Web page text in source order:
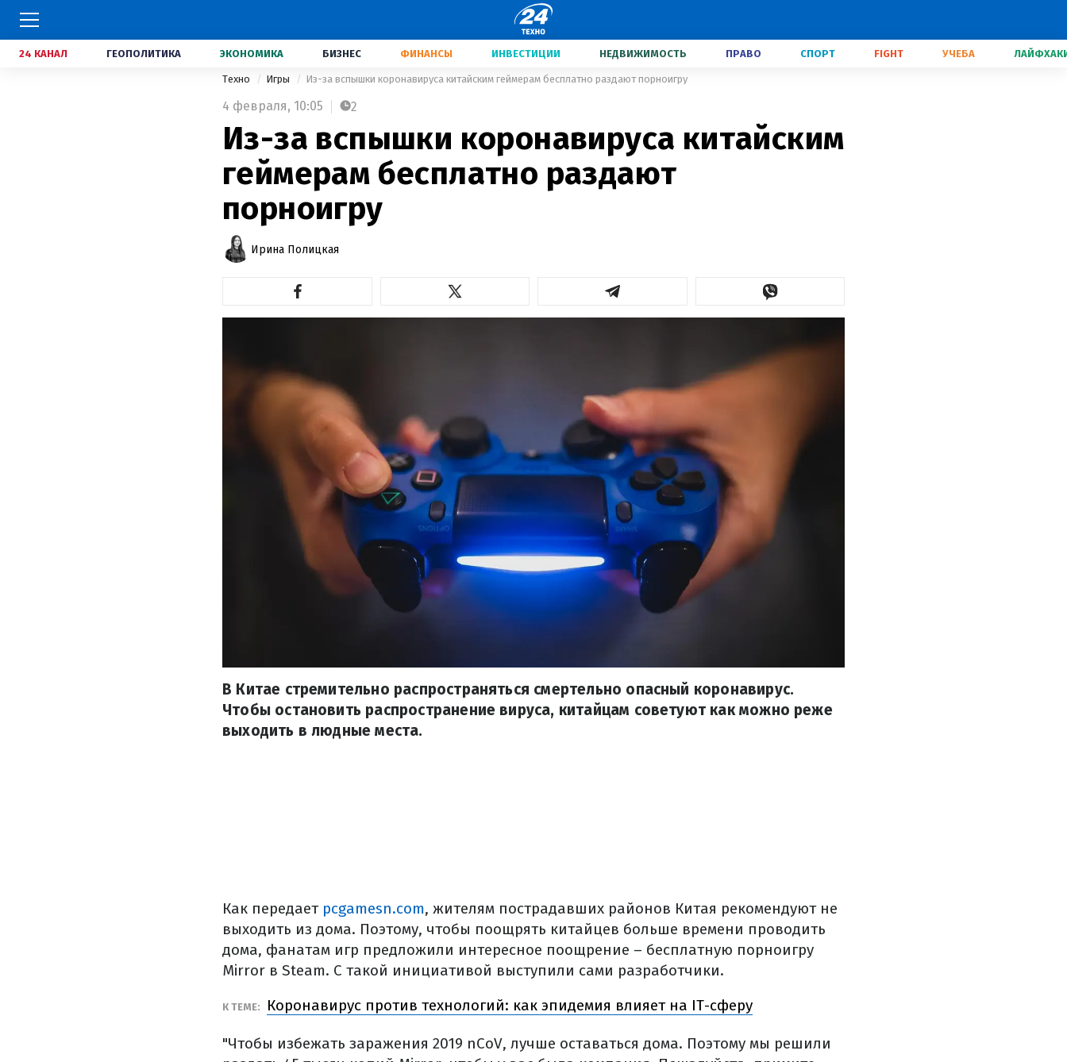
24 КАНАЛ ГЕОПОЛИТИКА ЭКОНОМИКА БИЗНЕС ФИНАНСЫ ИНВЕСТИЦИИ НЕДВИЖИМОСТЬ ПРАВО СПОРТ FIGHT УЧЕБА
Техно Игры Из-за вспышки коронавируса китайским геймерам бесплатно раздают порноигру
4 февраля, 10:05 2
Из-за вспышки коронавируса китайским
геймерам бесплатно раздают
порноигру
Ирина Полицкая
В Китае стремительно распространяться смертельно опасный коронавирус.
Чтобы остановить распространение вируса, китайцам советуют как можно реже
выходить в людные места.
Как передает pcgamesn.com, жителям пострадавших районов Китая рекомендуют не
выходить из дома. Поэтому, чтобы поощрять китайцев больше времени проводить
дома, фанатам игр предложили интересное поощрение – бесплатную порноигру
Mirror в Steam. С такой инициативой выступили сами разработчики.
К ТЕМЕ: Коронавирус против технологий: как эпидемия влияет на IT-сферу
"Чтобы избежать заражения 2019 nCoV, лучше оставаться дома. Поэтому мы решили